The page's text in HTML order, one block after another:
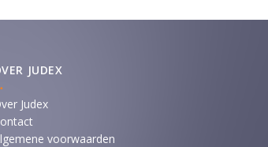
JUDEX
Judex
voorwaarden